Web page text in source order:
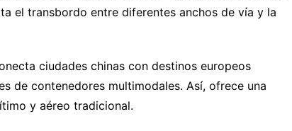
el transbordo entre diferentes anchos de vía y la
ciudades chinas con destinos europeos
de contenedores multimodales. Así, ofrece una
y aéreo tradicional.